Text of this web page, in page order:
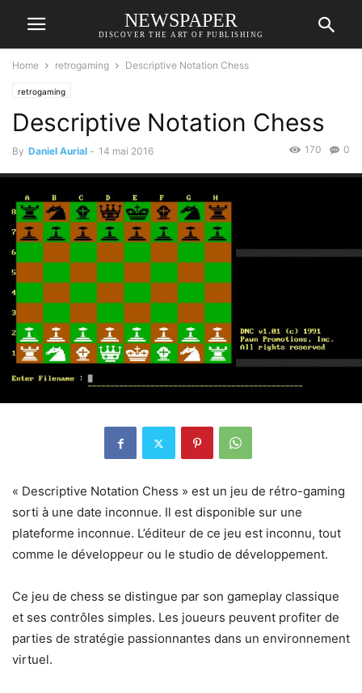
NEWSPAPER
DISCOVER THE ART OF PUBLISHING
Home retrogaming Descriptive Notation Chess
retrogaming
Descriptive Notation Chess
By Daniel Aurial - 14 mai 2016 0
170
« Descriptive Notation Chess » est un jeu de rétro-gaming
sorti à une date inconnue. Il est disponible sur une
plateforme inconnue. L’éditeur de ce jeu est inconnu, tout
comme le développeur ou le studio de développement.
Ce jeu de chess se distingue par son gameplay classique
et ses contrôles simples. Les joueurs peuvent profiter de
parties de stratégie passionnantes dans un environnement
virtuel.